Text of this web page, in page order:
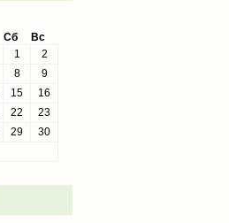
Сб
Вс
1
2
8
9
15
16
22
23
29
30